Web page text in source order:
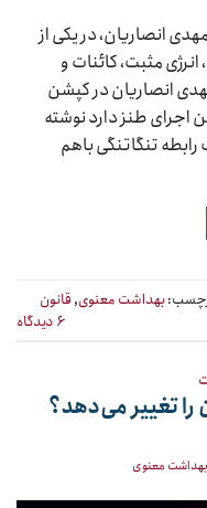
انصاریان، در یکی از
مثبت، کائنات و
انصاریان در کپشن
اجرای طنز دارد نوشته
تنگاتنگی باهم
بهداشت معنوی, قانون
۶ دیدگاه
را تغییر می‌دهد؟
بهداشت معنوی